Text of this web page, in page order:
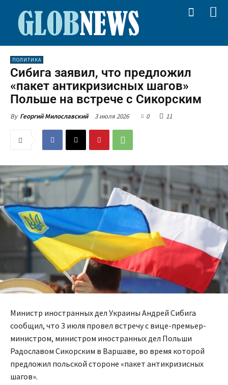
ПОЛИТИКА
Сибига заявил, что предложил
«пакет антикризисных шагов»
Польше на встрече с Сикорским
By Георгий Милославский 3 июля 2026 0 11
Министр иностранных дел Украины Андрей Сибига
сообщил, что 3 июля провел встречу с вице-премьер-
министром, министром иностранных дел Польши
Радославом Сикорским в Варшаве, во время которой
предложил польской стороне «пакет антикризисных
шагов».